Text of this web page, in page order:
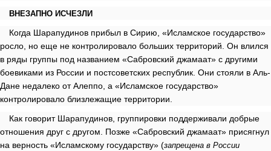
ВНЕЗАПНО ИСЧЕЗЛИ
Когда Шарапудинов прибыл в Сирию, «Исламское государство»
росло, но еще не контролировало больших территорий. Он влился
в ряды группы под названием «Сабровский джамаат» с другими
боевиками из России и постсоветских республик. Они стояли в Аль-
Дане недалеко от Алеппо, а «Исламское государство»
контролировало близлежащие территории.
Как говорит Шарапудинов, группировки поддерживали добрые
отношения друг с другом. Позже «Сабровский джамаат» присягнул
на верность «Исламскому государству» (запрещена в России